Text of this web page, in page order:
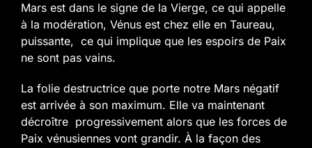
Mars est dans le signe de la Vierge, ce qui appelle
à la modération, Vénus est chez elle en Taureau,
puissante, ce qui implique que les espoirs de Paix
ne sont pas vains.
La folie destructrice que porte notre Mars négatif
est arrivée à son maximum. Elle va maintenant
décroître progressivement alors que les forces de
Paix vénusiennes vont grandir. À la façon des